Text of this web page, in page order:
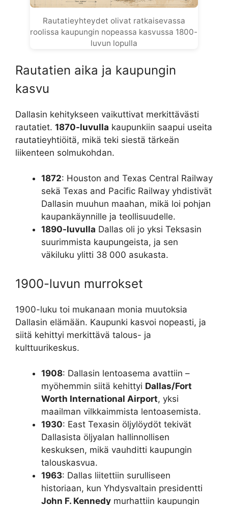
Rautatieyhteydet olivat ratkaisevassa
roolissa kaupungin nopeassa kasvussa 1800-
luvun lopulla
Rautatien aika ja kaupungin
kasvu
Dallasin kehitykseen vaikuttivat merkittävästi
rautatiet. 1870-luvulla kaupunkiin saapui useita
rautatieyhtiöitä, mikä teki siestä tärkeän
liikenteen solmukohdan.
1872: Houston and Texas Central Railway
sekä Texas and Pacific Railway yhdistivät
Dallasin muuhun maahan, mikä loi pohjan
kaupankäynnille ja teollisuudelle.
1890-luvulla Dallas oli jo yksi Teksasin
suurimmista kaupungeista, ja sen
väkiluku ylitti 38 000 asukasta.
1900-luvun murrokset
1900-luku toi mukanaan monia muutoksia
Dallasin elämään. Kaupunki kasvoi nopeasti, ja
siitä kehittyi merkittävä talous- ja
kulttuurikeskus.
1908: Dallasin lentoasema avattiin –
myöhemmin siitä kehittyi Dallas/Fort
Worth International Airport, yksi
maailman vilkkaimmista lentoasemista.
1930: East Texasin öljylöydöt tekivät
Dallasista öljyalan hallinnollisen
keskuksen, mikä vauhditti kaupungin
talouskasvua.
1963: Dallas liitettiin surulliseen
historiaan, kun Yhdysvaltain presidentti
John F. Kennedy murhattiin kaupungin